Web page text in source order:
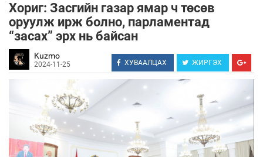
Хориг: Засгийн газар ямар ч төсөв
оруулж ирж болно, парламентад
“засах” эрх нь байсан
Kuzmo
2024-11-25 ХУВААЛЦАХ ЖИРГЭХ